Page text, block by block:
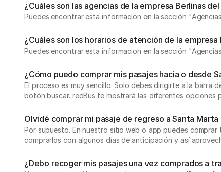
¿Cuáles son las agencias de la empresa Berlinas
Puedes encontrar esta informacion en la sección
¿Cuáles son los horarios de atención de la
Puedes encontrar esta informacion en la sección
¿Cómo puedo comprar mis pasajes hacia o desde
El proceso es muy sencillo. Solo debes dirigirte a la barra
botón buscar. redBus te mostrará las diferentes opciones
Olvidé comprar mi pasaje de regreso a Santa
Por supuesto. En nuestro sitio web o app puedes
comprarlos con algunos días de anticipación y así
¿Debo recoger mis pasajes una vez comprados a